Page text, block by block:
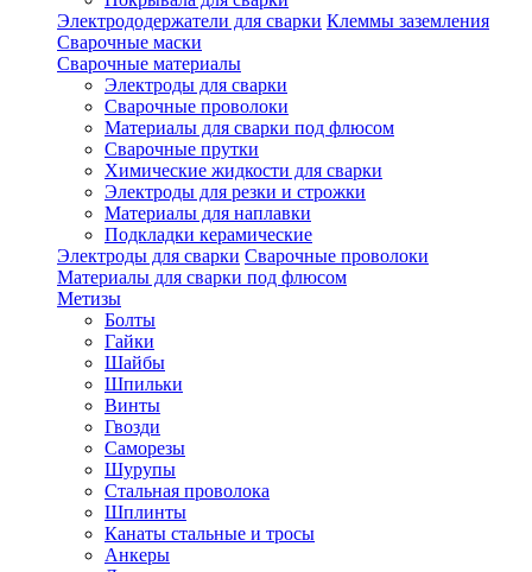
Электрододержатели для сварки Клеммы заземления
Сварочные маски
Сварочные материалы
Электроды для сварки
Сварочные проволоки
Материалы для сварки под флюсом
Сварочные прутки
Химические жидкости для сварки
Электроды для резки и строжки
Материалы для наплавки
Подкладки керамические
Электроды для сварки Сварочные проволоки
Материалы для сварки под флюсом
Метизы
Болты
Гайки
Шайбы
Шпильки
Винты
Гвозди
Саморезы
Шурупы
Стальная проволока
Шплинты
Канаты стальные и тросы
Анкеры